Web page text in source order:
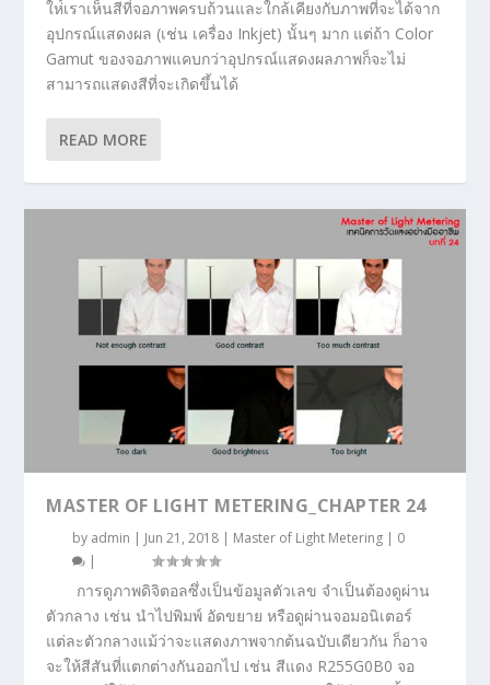
ให่้เราเห็นสีที่จอภาพครบถ้วนและใกล้เคียงกับภาพที่จะได้จาก
อุปกรณ์แสดงผล (เช่น เครื่อง Inkjet) นั้นๆ มาก แต่ถ้า Color
Gamut ของจอภาพแคบกว่าอุปกรณ์แสดงผลภาพก็จะไม่
สามารถแสดงสีที่จะเกิดขึ้นได้
READ MORE
MASTER OF LIGHT METERING_CHAPTER 24
by admin | Jun 21, 2018 | Master of Light Metering | 0
|
การดูภาพดิจิตอลซึ่งเป็นข้อมูลตัวเลข จำเป็นต้องดูผ่าน
ตัวกลาง เช่น นำไปพิมพ์ อัดขยาย หรือดูผ่านจอมอนิเตอร์
แต่ละตัวกลางแม้ว่าจะแสดงภาพจากต้นฉบับเดียวกัน ก็อาจ
จะให้สีสันที่แตกต่างกันออกไป เช่น สีแดง R255G0B0 จอ